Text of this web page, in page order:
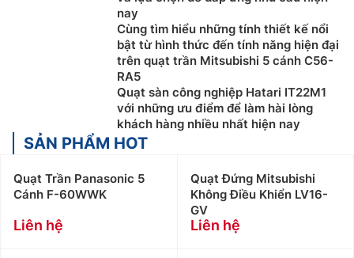
nay
Cùng tìm hiểu những tính thiết kế nổi
bật từ hình thức đến tính năng hiện đại
trên quạt trần Mitsubishi 5 cánh C56-
RA5
Quạt sàn công nghiệp Hatari IT22M1
với những ưu điểm để làm hài lòng
khách hàng nhiều nhất hiện nay
SẢN PHẨM HOT
Quạt Trần Panasonic 5
Cánh F-60WWK
Liên hệ
Quạt Đứng Mitsubishi
Không Điều Khiển LV16-
GV
Liên hệ